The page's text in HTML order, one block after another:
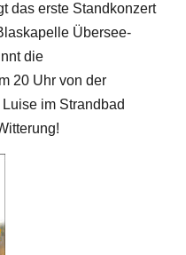
das erste Standkonzert
Übersee-
die
20 Uhr von der
im Strandbad